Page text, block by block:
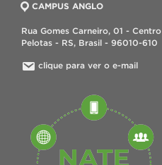
CAMPUS ANGLO
Rua Gomes Carneiro, 01 - Centro
Pelotas - RS, Brasil - 96010-610
clique para ver o e-mail